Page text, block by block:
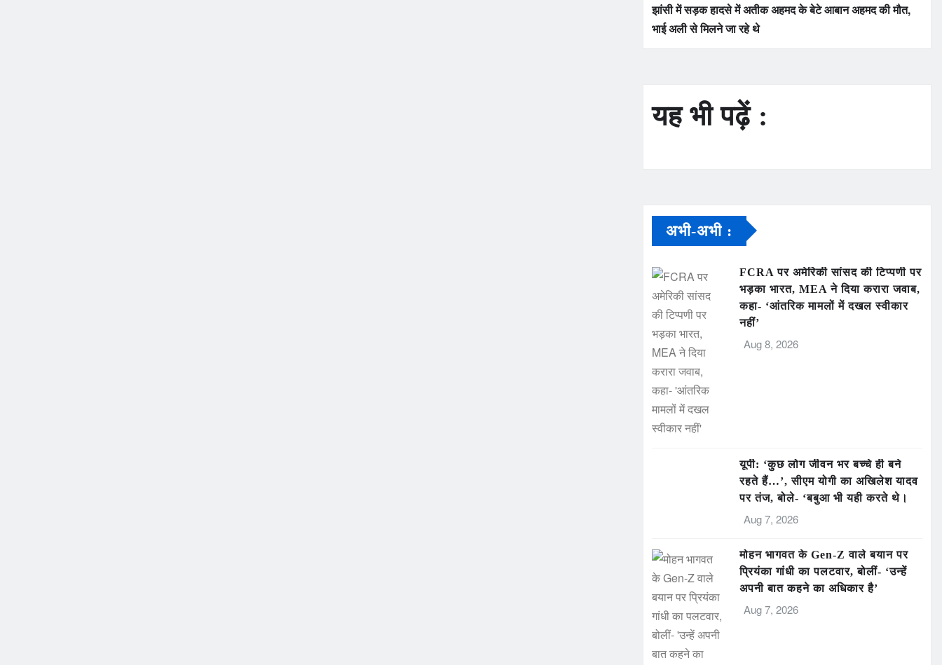
झांसी में सड़क हादसे में अतीक अहमद के बेटे आबान अहमद की मौत,
भाई अली से मिलने जा रहे थे
यह भी पढ़ें :
अभी-अभी :
FCRA पर अमेरिकी सांसद की टिप्पणी पर
भड़का भारत, MEA ने दिया करारा जवाब,
कहा- ‘आंतरिक मामलों में दखल स्वीकार
नहीं’
Aug 8, 2026
यूपी: ‘कुछ लोग जीवन भर बच्चे ही बने
रहते हैं…’, सीएम योगी का अखिलेश यादव
पर तंज, बोले- ‘बबुआ भी यही करते थे।
Aug 7, 2026
मोहन भागवत के Gen-Z वाले बयान पर
प्रियंका गांधी का पलटवार, बोलीं- ‘उन्हें
अपनी बात कहने का अधिकार है’
Aug 7, 2026